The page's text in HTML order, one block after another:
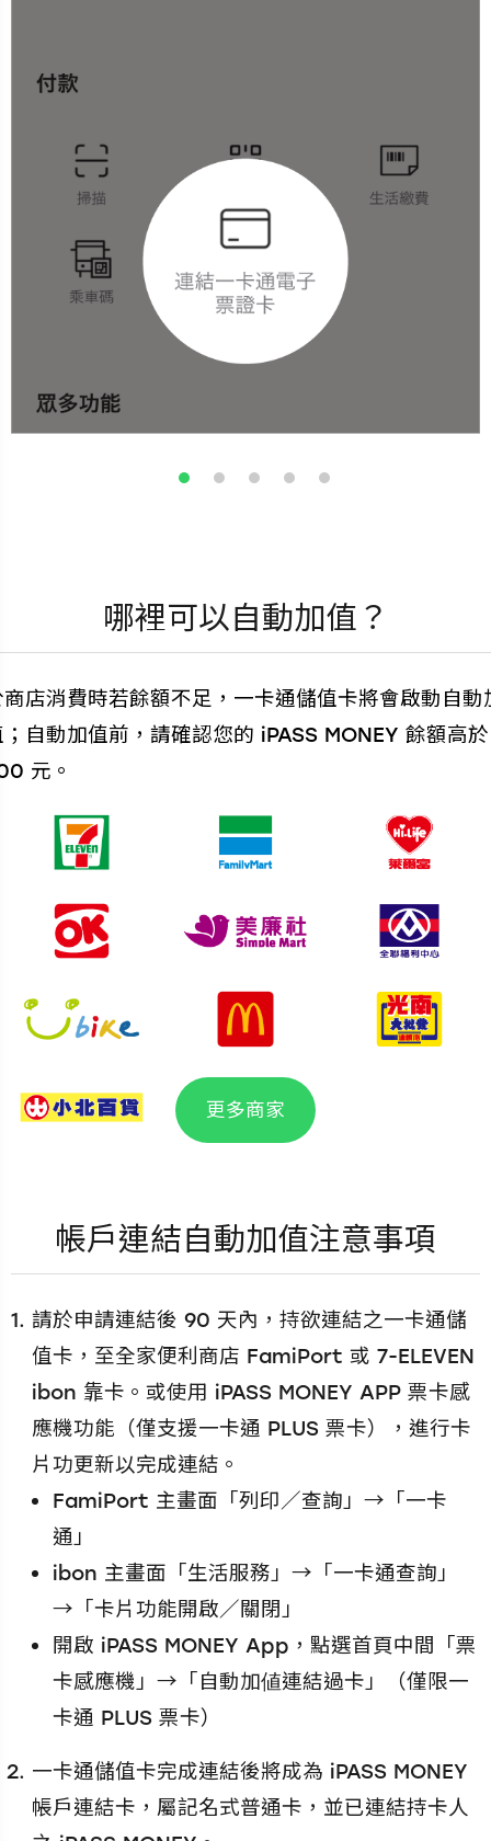
哪裡可以自動加值？
店消費時若餘額不足，一卡通儲值卡將會啟動自動
自動加值前，請確認您的 iPASS MONEY 餘額高於
元。
更多商家
帳戶連結自動加值注意事項
請於申請連結後 90 天內，持欲連結之一卡通儲
值卡，至全家便利商店 FamiPort 或 7-ELEVEN
ibon 靠卡。或使用 iPASS MONEY APP 票卡感
應機功能（僅支援一卡通 PLUS 票卡），進行卡
片功更新以完成連結。
FamiPort 主畫面「列印／查詢」→「一卡
通」
ibon 主畫面「生活服務」→「一卡通查詢」
→「卡片功能開啟／關閉」
開啟 iPASS MONEY App，點選首頁中間「票
卡感應機」→「自動加値連結過卡」（僅限一
卡通 PLUS 票卡）
一卡通儲值卡完成連結後將成為 iPASS MONEY
帳戶連結卡，屬記名式普通卡，並已連結持卡人